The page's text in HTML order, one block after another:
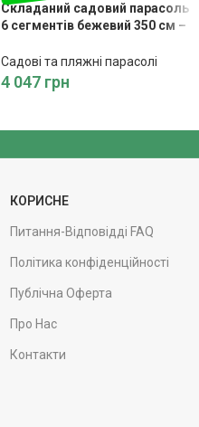
Складаний садовий парасоль
6 сегментів бежевий 350 см –
Садові та пляжні парасолі
4 047 грн
КОРИСНЕ
Питання-Відповідді FAQ
Політика конфіденційності
Публічна Оферта
Про Нас
Контакти